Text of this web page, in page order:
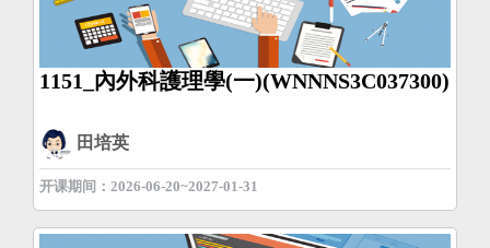
1151_內外科護理學(一)(WNNNS3C037300)
田培英
开课期间：2026-06-20~2027-01-31